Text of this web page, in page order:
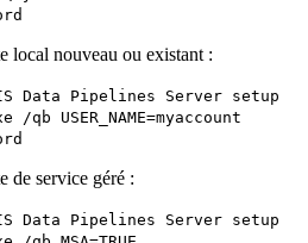
local nouveau ou existant :
Data Pipelines Server setup
qb USER_NAME=myaccount
de service géré :
Data Pipelines Server setup